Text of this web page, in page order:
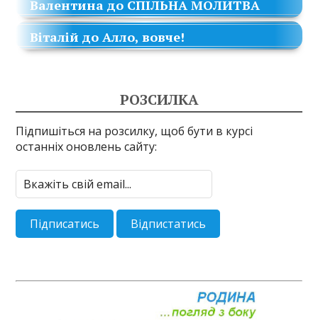
Валентина до СПІЛЬНА МОЛИТВА
Віталій до Алло, вовче!
РОЗСИЛКА
Підпишіться на розсилку, щоб бути в курсі
останніх оновлень сайту: